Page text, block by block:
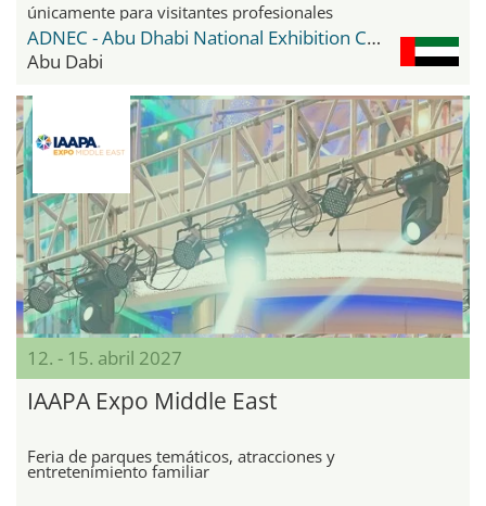
únicamente para visitantes profesionales
ADNEC - Abu Dhabi National Exhibition Center
Abu Dabi
12. - 15. abril 2027
IAAPA Expo Middle East
Feria de parques temáticos, atracciones y
entretenimiento familiar